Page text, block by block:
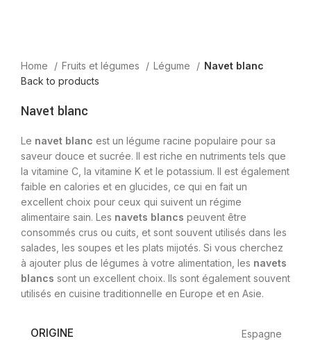
Home Fruits et légumes Légume
Navet blanc
Back to products
Navet blanc
Le navet blanc est un légume racine populaire pour sa
saveur douce et sucrée. Il est riche en nutriments tels que
la vitamine C, la vitamine K et le potassium. Il est également
faible en calories et en glucides, ce qui en fait un
excellent choix pour ceux qui suivent un régime
alimentaire sain. Les navets blancs peuvent être
consommés crus ou cuits, et sont souvent utilisés dans les
salades, les soupes et les plats mijotés. Si vous cherchez
à ajouter plus de légumes à votre alimentation, les navets
blancs sont un excellent choix. Ils sont également souvent
utilisés en cuisine traditionnelle en Europe et en Asie.
ORIGINE Espagne